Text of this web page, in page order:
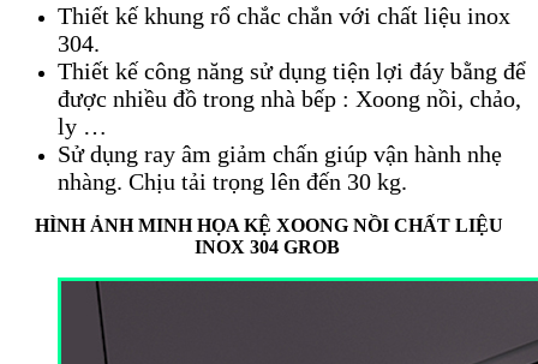
Thiết kế khung rổ chắc chắn với chất liệu inox
304.
Thiết kế công năng sử dụng tiện lợi đáy bằng để
được nhiều đồ trong nhà bếp : Xoong nồi, chảo,
ly …
Sử dụng ray âm giảm chấn giúp vận hành nhẹ
nhàng. Chịu tải trọng lên đến 30 kg.
HÌNH ẢNH MINH HỌA KỆ XOONG NỒI CHẤT LIỆU
INOX 304 GROB